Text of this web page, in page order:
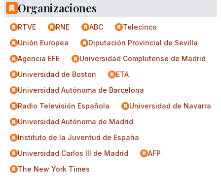
Organizaciones
RTVE RNE ABC
Telecinco
Unión Europea
Diputación Provincial de Sevilla
Agencia EFE
Universidad Complutense de Madrid
Universidad de Boston
ETA
Universidad Autónoma de Barcelona
Radio Televisión Española
Universidad de Navarra
Universidad Autónoma de Madrid
Instituto de la Juventud de España
Universidad Carlos III de Madrid
AFP
The New York Times